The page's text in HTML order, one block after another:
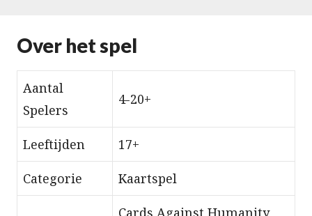
Over het spel
Aantal
Spelers
4-20+
Leeftijden 17+
Categorie Kaartspel
Cards Against Humanity